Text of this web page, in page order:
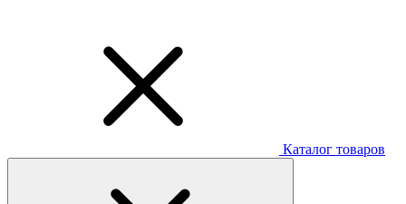
Каталог товаров